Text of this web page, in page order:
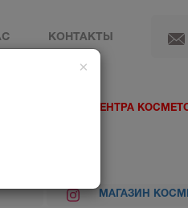
КОНТАКТЫ
ЦЕНТРА
МАГАЗИН
×